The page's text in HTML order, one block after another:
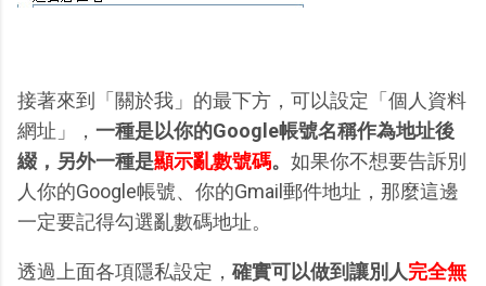
接著來到「關於我」的最下方，可以設定「個人資料
網址」， 一種是以你的Google帳號名稱作為地址後
綴，另外一種是顯示亂數號碼。 如果你不想要告訴別
人你的Google帳號、你的Gmail郵件地址，那麼這邊
一定要記得勾選亂數碼地址。
透過上面各項隱私設定， 確實可以做到讓別人完全無